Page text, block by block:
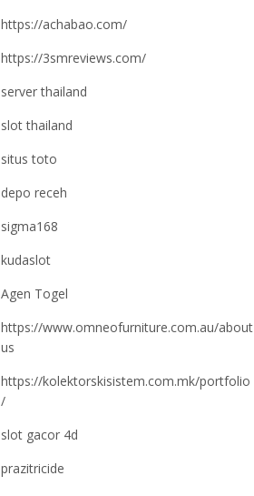
https://achabao.com/
https://3smreviews.com/
server thailand
slot thailand
situs toto
depo receh
sigma168
kudaslot
Agen Togel
https://www.omneofurniture.com.au/about
us
https://kolektorskisistem.com.mk/portfolio
/
slot gacor 4d
prazitricide